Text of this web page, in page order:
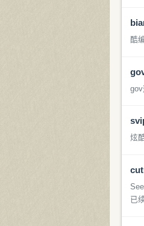
酷
gov
炫
已